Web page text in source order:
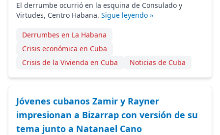
El derrumbe ocurrió en la esquina de Consulado y
Virtudes, Centro Habana. Sigue leyendo »
Derrumbes en La Habana
Crisis económica en Cuba
Crisis de la Vivienda en Cuba
Noticias de Cuba
Jóvenes cubanos Zamir y Rayner
impresionan a Bizarrap con versión de su
tema junto a Natanael Cano